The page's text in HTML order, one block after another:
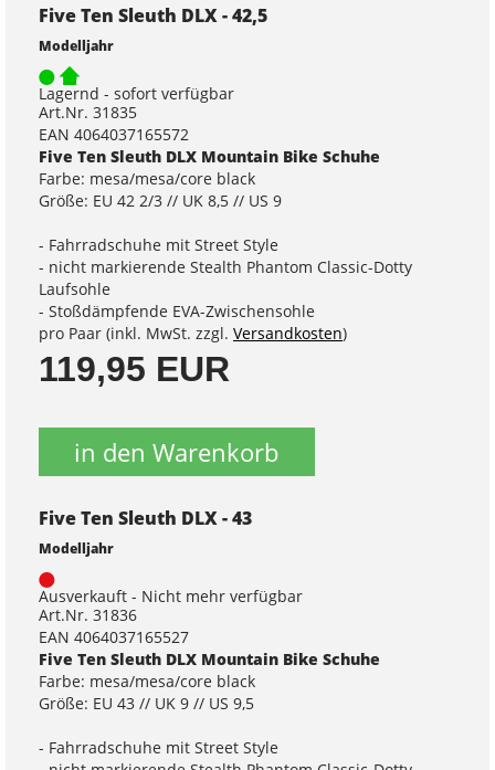
Five Ten Sleuth DLX - 42,5
Modelljahr
Lagernd - sofort verfügbar
Art.Nr. 31835
EAN 4064037165572
Five Ten Sleuth DLX Mountain Bike Schuhe
Farbe: mesa/mesa/core black
Größe: EU 42 2/3 // UK 8,5 // US 9
- Fahrradschuhe mit Street Style
- nicht markierende Stealth Phantom Classic-Dotty
Laufsohle
- Stoßdämpfende EVA-Zwischensohle
pro Paar (inkl. MwSt. zzgl. Versandkosten)
119,95 EUR
in den Warenkorb
Five Ten Sleuth DLX - 43
Modelljahr
Ausverkauft - Nicht mehr verfügbar
Art.Nr. 31836
EAN 4064037165527
Five Ten Sleuth DLX Mountain Bike Schuhe
Farbe: mesa/mesa/core black
Größe: EU 43 // UK 9 // US 9,5
- Fahrradschuhe mit Street Style